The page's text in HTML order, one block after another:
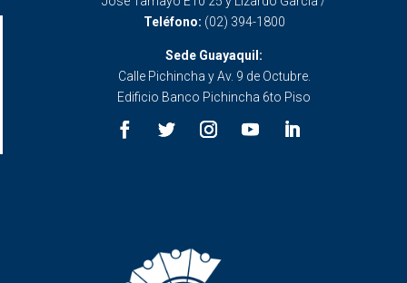
Teléfono: (02) 394-1800
Sede Guayaquil:
Calle Pichincha y Av. 9 de Octubre.
Edificio Banco Pichincha 6to Piso